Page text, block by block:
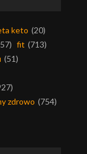
keto (20)
fit (713)
(51)
zdrowo (754)